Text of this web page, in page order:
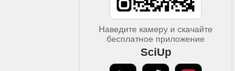
Наведите камеру и скачайте
бесплатное приложение
SciUp